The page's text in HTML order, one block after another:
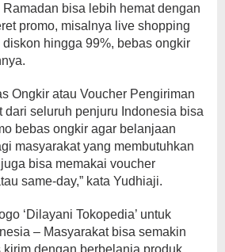
bisa lebih hemat dengan
promo, misalnya live shopping
hingga 99%, bebas ongkir
Ongkir atau Voucher Pengiriman
dari seluruh penjuru Indonesia bisa
bebas ongkir agar belanjaan
masyarakat yang membutuhkan
bisa memakai voucher
same-day,” kata Yudhiaji.
‘Dilayani Tokopedia’ untuk
– Masyarakat bisa semakin